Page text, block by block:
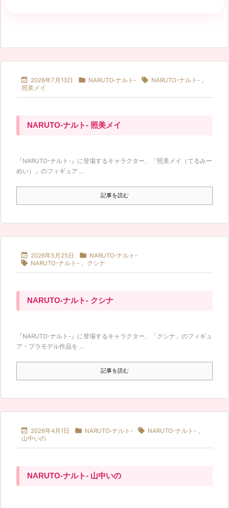
 2026年7月13日  NARUTO‐ナルト‐  NARUTO-ナルト- ,
照美メイ
NARUTO-ナルト- 照美メイ
『NARUTO-ナルト-』に登場するキャラクター、「照美メイ（てるみー
めい）」のフィギュア ...
記事を読む
 2026年5月25日  NARUTO‐ナルト‐
 NARUTO-ナルト- , クシナ
NARUTO-ナルト- クシナ
『NARUTO-ナルト-』に登場するキャラクター、「クシナ」のフィギュ
ア・プラモデル作品を ...
記事を読む
 2026年4月1日  NARUTO‐ナルト‐  NARUTO-ナルト- ,
山中いの
NARUTO-ナルト- 山中いの